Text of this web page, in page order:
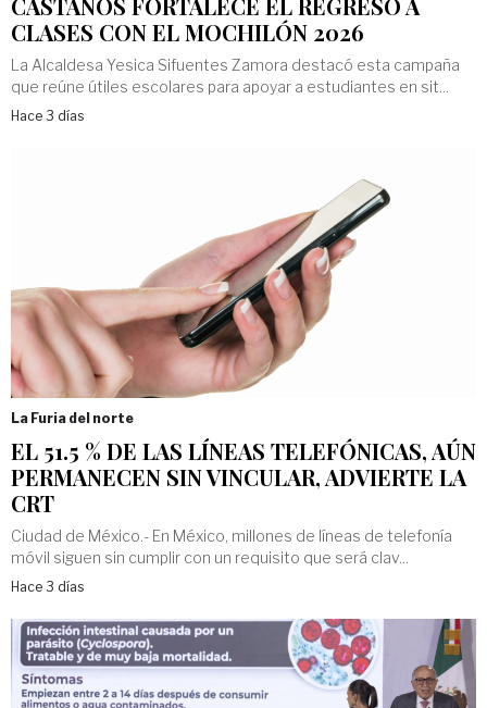
CASTAÑOS FORTALECE EL REGRESO A
CLASES CON EL MOCHILÓN 2026
La Alcaldesa Yesica Sifuentes Zamora destacó esta campaña
que reúne útiles escolares para apoyar a estudiantes en sit...
Hace 3 días
La Furia del norte
EL 51.5 % DE LAS LÍNEAS TELEFÓNICAS, AÚN
PERMANECEN SIN VINCULAR, ADVIERTE LA
CRT
Ciudad de México.- En México, millones de líneas de telefonía
móvil siguen sin cumplir con un requisito que será clav...
Hace 3 días